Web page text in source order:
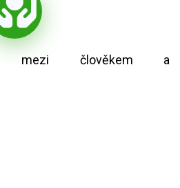
mezi člověkem a